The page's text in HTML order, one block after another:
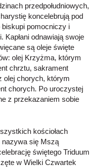
przedpołudniowych,
koncelebrują pod
pomocniczy i
Kapłani odnawiają swoje
są oleje święte
olej Krzyżma, którym
chrztu, sakrament
olej chorych, którym
chorych. Po uroczystej
z przekazaniem sobie
kościołach
nazywa się Mszą
świętego Triduum
w Wielki Czwartek